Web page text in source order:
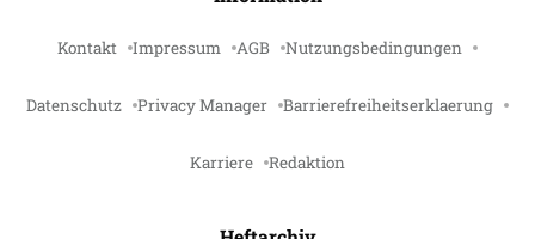
Kontakt Impressum AGB Nutzungsbedingungen
Datenschutz Privacy Manager Barrierefreiheitserklaerung
Karriere Redaktion